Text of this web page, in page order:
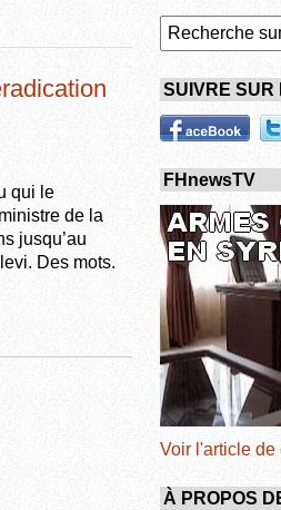
qui le
de la
jusqu’au
Des mots.
SUIVRE SUR
FHnewsTV
Voir l'article de
À PROPOS